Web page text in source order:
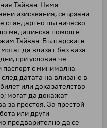
Тайван: Няма
изисквания, свързани
стандартно пътническо
медицинска помощ в
Тайван: Българските
да влизат без виза
при условие че:
паспорт с минимална
датата на влизане в
или доказателство
могат да докажат
за престоя. За престой
или други
предварително да се